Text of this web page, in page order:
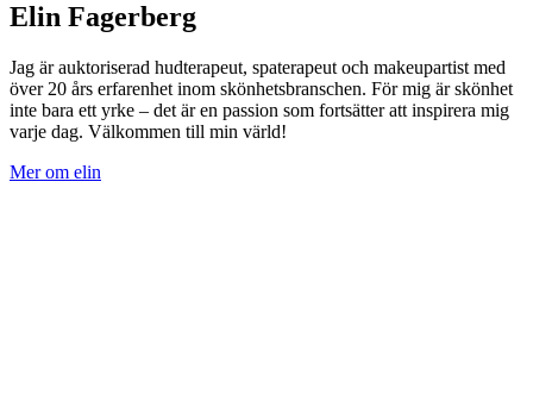
Elin Fagerberg
Jag är auktoriserad hudterapeut, spaterapeut och makeupartist med
över 20 års erfarenhet inom skönhetsbranschen. För mig är skönhet
inte bara ett yrke – det är en passion som fortsätter att inspirera mig
varje dag. Välkommen till min värld!
Mer om elin